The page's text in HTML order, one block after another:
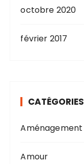
octobre 2020
février 2017
CATÉGORIES
Aménagement
Amour